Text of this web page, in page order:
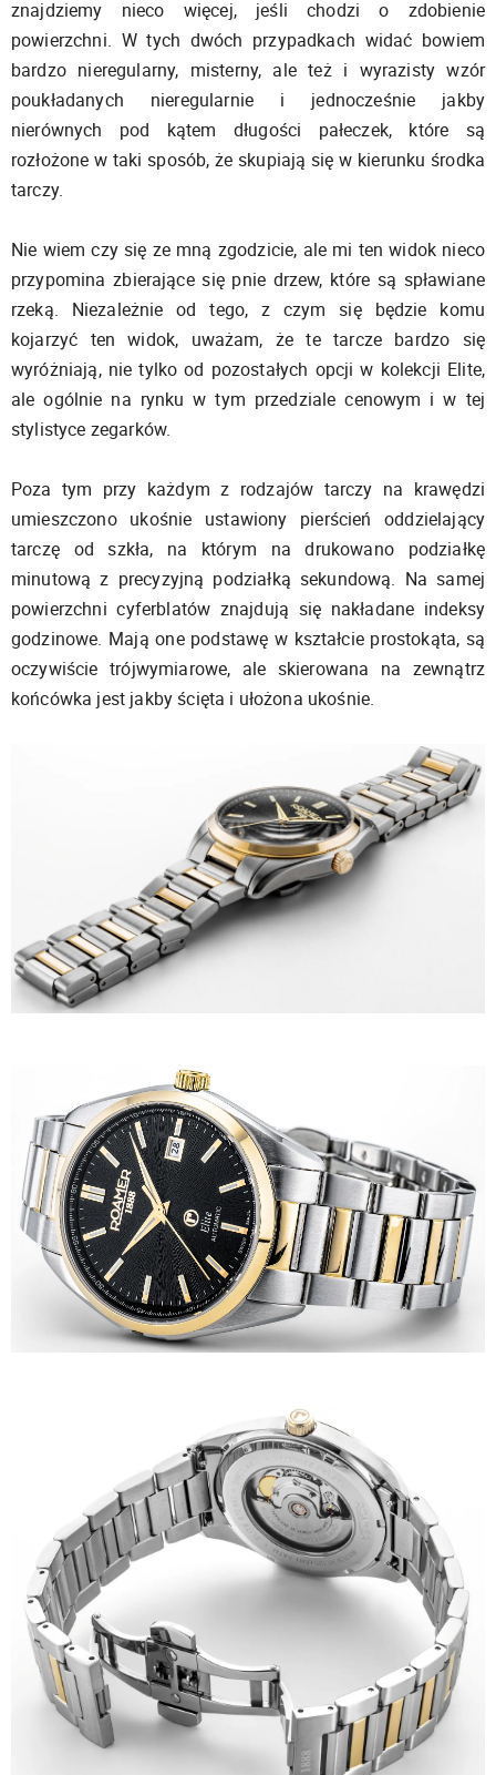
znajdziemy nieco więcej, jeśli chodzi o zdobienie
powierzchni. W tych dwóch przypadkach widać bowiem
bardzo nieregularny, misterny, ale też i wyrazisty wzór
poukładanych nieregularnie i jednocześnie jakby
nierównych pod kątem długości pałeczek, które są
rozłożone w taki sposób, że skupiają się w kierunku środka
tarczy.
Nie wiem czy się ze mną zgodzicie, ale mi ten widok nieco
przypomina zbierające się pnie drzew, które są spławiane
rzeką. Niezależnie od tego, z czym się będzie komu
kojarzyć ten widok, uważam, że te tarcze bardzo się
wyróżniają, nie tylko od pozostałych opcji w kolekcji Elite,
ale ogólnie na rynku w tym przedziale cenowym i w tej
stylistyce zegarków.
Poza tym przy każdym z rodzajów tarczy na krawędzi
umieszczono ukośnie ustawiony pierścień oddzielający
tarczę od szkła, na którym na drukowano podziałkę
minutową z precyzyjną podziałką sekundową. Na samej
powierzchni cyferblatów znajdują się nakładane indeksy
godzinowe. Mają one podstawę w kształcie prostokąta, są
oczywiście trójwymiarowe, ale skierowana na zewnątrz
końcówka jest jakby ścięta i ułożona ukośnie.